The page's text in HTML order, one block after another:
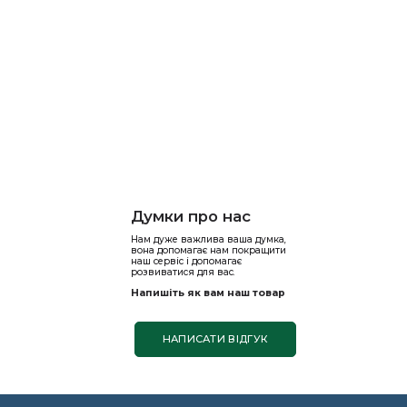
Думки про нас
Нам дуже важлива ваша думка,
вона допомагає нам покращити
наш сервіс і допомагає
розвиватися для вас.
Напишіть як вам наш товар
НАПИСАТИ ВІДГУК